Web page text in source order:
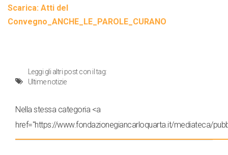
Scarica: Atti del
Convegno_ANCHE_LE_PAROLE_CURANO
Leggi gli altri post con il tag:
Ultime notizie
Nella stessa categoria <a
href="https://www.fondazionegiancarloquarta.it/mediateca/